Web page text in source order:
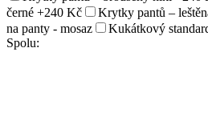
černé +240 Kč Krytky pantů –
na panty - mosaz
Kukátkový
Spolu: